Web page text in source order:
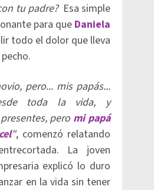
tu padre? Esa simple
para que Daniela
todo el dolor que lleva
pero... mis papás...
toda la vida, y
pero mi papá
", comenzó relatando
La joven
explicó lo duro
en la vida sin tener